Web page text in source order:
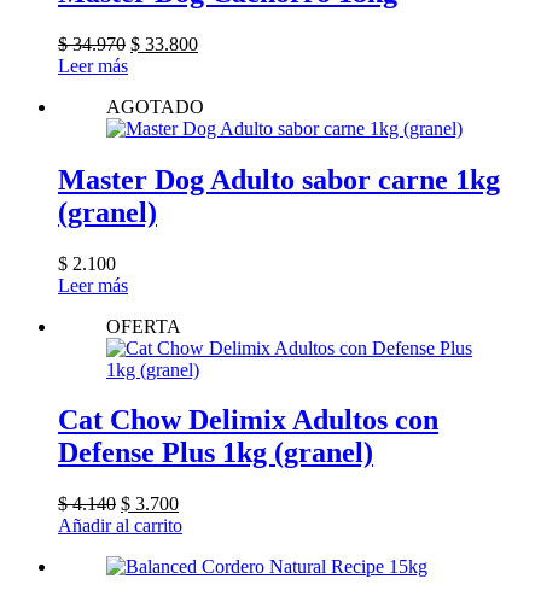
$34.970 El
era:
$ 34.970.
$ 33.800El
es:
$ 33.800.
Leer más
AGOTADO
Master Dog Adulto sabor carne 1kg
(granel)
$ 2.100
Leer más
OFERTA
Cat Chow Delimix Adultos con
Defense Plus 1kg (granel)
$4.140 El
precio
era:
$ 3.700El
precio
es:
Añadir al carrito